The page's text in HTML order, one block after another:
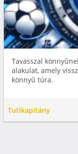
Tavasszal
alakulat, amely
könnyű túra.
Tutikapitány